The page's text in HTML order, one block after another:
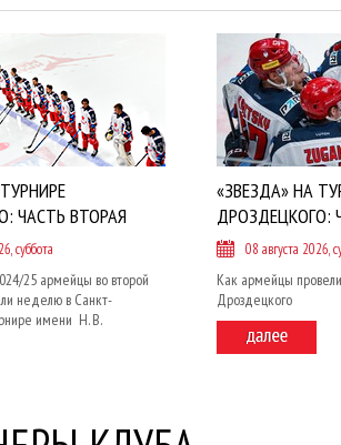
ЧАСТЬ ВТОРАЯ
суббота
25 армейцы во второй
неделю в Санкт-
имени Н. В.
«ЗВЕЗДА» НА
ДРОЗДЕЦКОГО:
08 августа 2026,
Как армейцы
Дроздецкого